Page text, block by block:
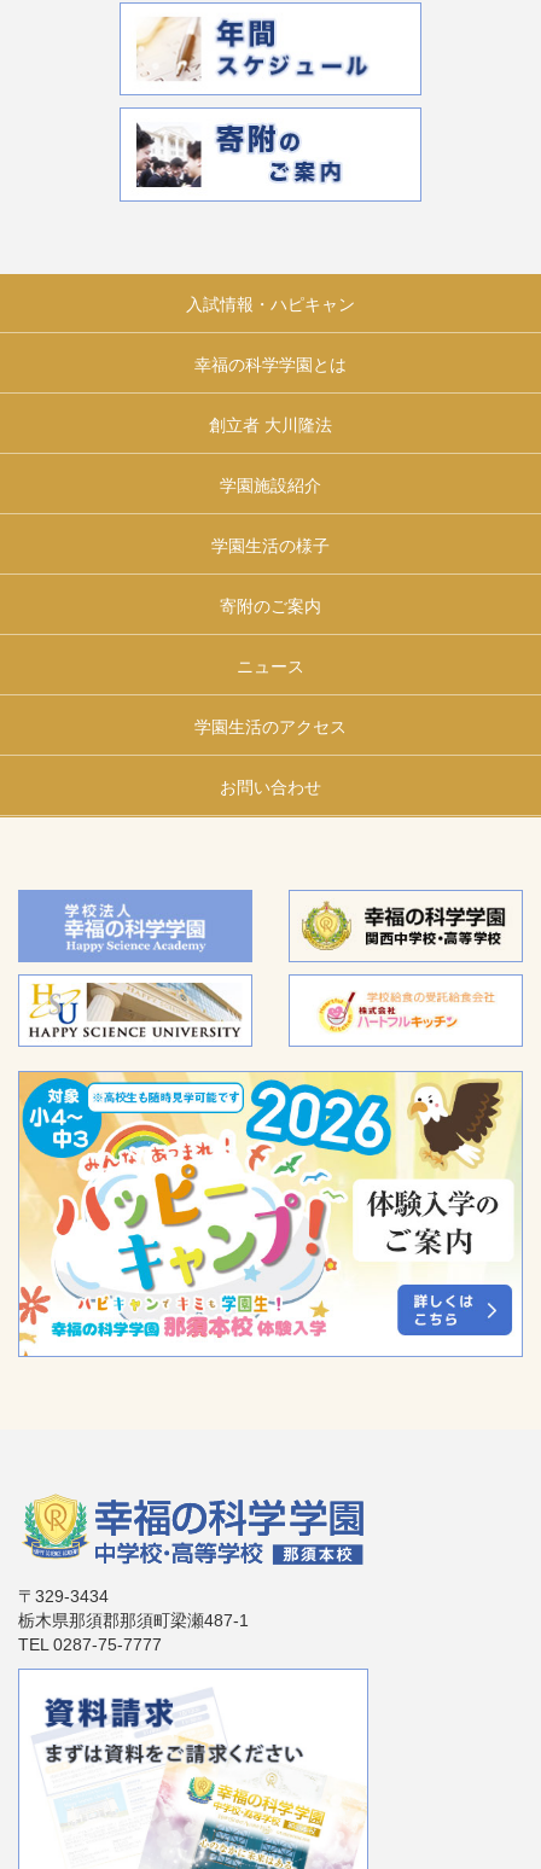
入試情報・ハピキャン
幸福の科学学園とは
創立者 大川隆法
学園施設紹介
学園生活の様子
寄附のご案内
ニュース
学園生活のアクセス
お問い合わせ
〒329-3434
栃木県那須郡那須町梁瀬487-1
TEL 0287-75-7777